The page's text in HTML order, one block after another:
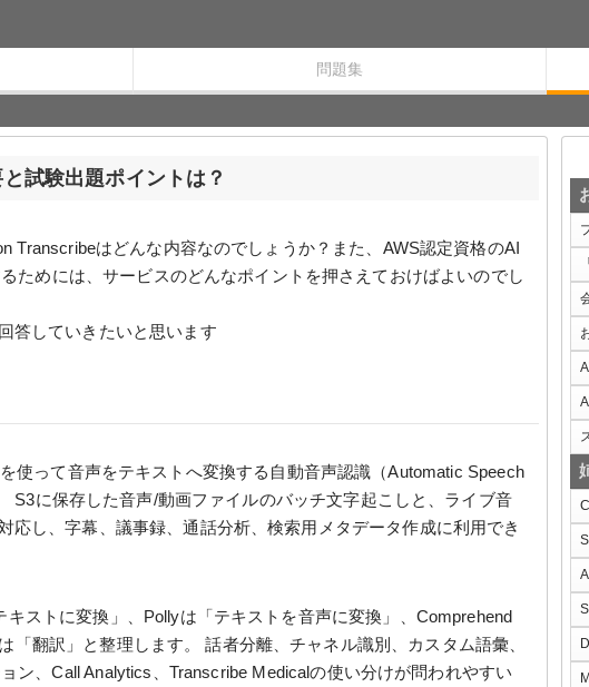
問題集
試験出題ポイントは？
Transcribeはどんな内容なのでしょうか？また、AWS認定資格のAI
ためには、サービスのどんなポイントを押さえておけばよいのでし
答していきたいと思います
使って音声をテキストへ変換する自動音声認識（Automatic Speech
S3に保存した音声/動画ファイルのバッチ文字起こしと、ライブ音
応し、字幕、議事録、通話分析、検索用メタデータ作成に利用でき
ストに変換」、Pollyは「テキストを音声に変換」、Comprehend
「翻訳」と整理します。 話者分離、チャネル識別、カスタム語彙、
ン、Call Analytics、Transcribe Medicalの使い分けが問われやすい